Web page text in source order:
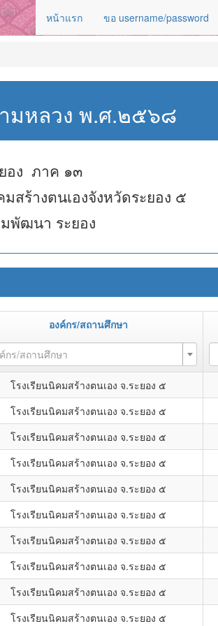
หน้าแรก ขอ username/password
มหลวง พ.ศ.๒๕๖๘
อง ภาค ๑๓
สร้างตนเองจังหวัดระยอง ๕
พัฒนา ระยอง
องค์กร/สถานศึกษา
กร/สถานศึกษา
โรงเรียนนิคมสร้างตนเอง จ.ระยอง ๕
โรงเรียนนิคมสร้างตนเอง จ.ระยอง ๕
โรงเรียนนิคมสร้างตนเอง จ.ระยอง ๕
โรงเรียนนิคมสร้างตนเอง จ.ระยอง ๕
โรงเรียนนิคมสร้างตนเอง จ.ระยอง ๕
โรงเรียนนิคมสร้างตนเอง จ.ระยอง ๕
โรงเรียนนิคมสร้างตนเอง จ.ระยอง ๕
โรงเรียนนิคมสร้างตนเอง จ.ระยอง ๕
โรงเรียนนิคมสร้างตนเอง จ.ระยอง ๕
โรงเรียนนิคมสร้างตนเอง จ.ระยอง ๕